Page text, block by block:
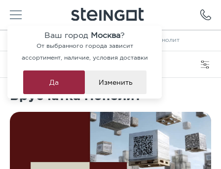
Ваш город Москва?
От выбранного города зависит
ассортимент, наличие, условия доставки
Да Изменить
Каталог — Брусчатка — Брусчатка монолит
Брусчатка монолит